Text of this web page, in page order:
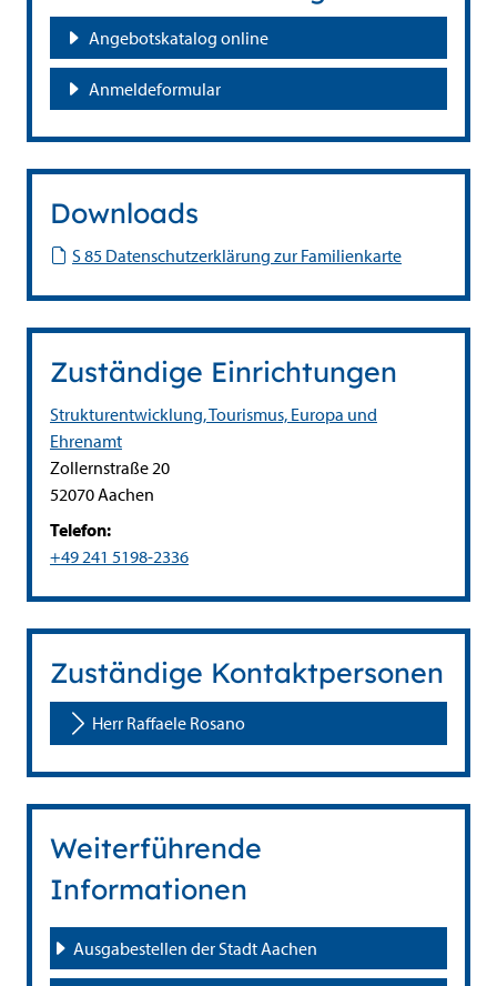
Angebotskatalog online
Anmeldeformular
Downloads
S 85 Datenschutzerklärung zur Familienkarte
Zuständige Einrichtungen
Strukturentwicklung, Tourismus, Europa und
Ehrenamt
Straße:
Zollernstraße Hausnummer:
20
PLZ:
52070Ort:
Aachen
Telefon:
+49 241 5198-2336
Zuständige Kontaktpersonen
Herr Raffaele Rosano
Weiterführende
Informationen
Ausgabestellen der Stadt Aachen